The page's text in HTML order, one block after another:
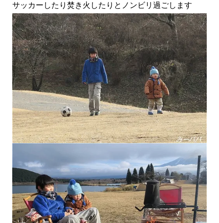
サッカーしたり焚き火したりとノンビリ過ごします